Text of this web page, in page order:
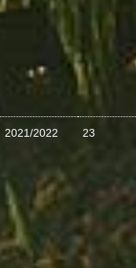
2021/2022 23